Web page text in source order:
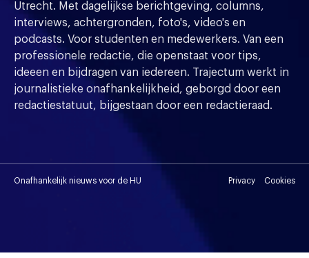
Utrecht. Met dagelijkse berichtgeving, columns,
interviews, achtergronden, foto's, video's en
podcasts. Voor studenten en medewerkers. Van een
professionele redactie, die openstaat voor tips,
ideeen en bijdragen van iedereen. Trajectum werkt in
journalistieke onafhankelijkheid, geborgd door een
redactiestatuut, bijgestaan door een redactieraad.
Onafhankelijk nieuws voor de HU Privacy Cookies